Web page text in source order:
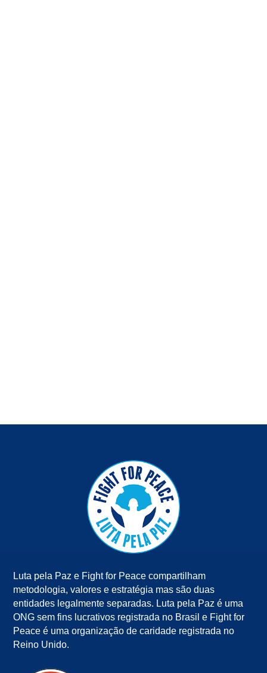
Luta pela Paz e Fight for Peace compartilham
metodologia, valores e estratégia mas são duas
entidades legalmente separadas. Luta pela Paz é uma
ONG sem fins lucrativos registrada no Brasil e Fight for
Peace é uma organização de caridade registrada no
Reino Unido.